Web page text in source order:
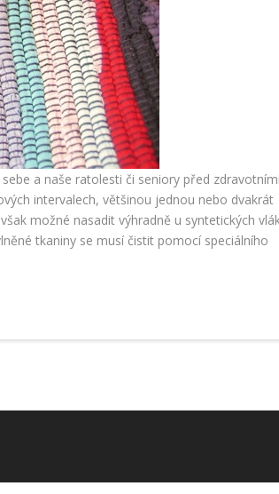
a naše ratolesti či seniory před
intervalech, většinou jednou nebo dvakrát
možné nasadit výhradně u syntetických
tkaniny se musí čistit pomocí speciálního